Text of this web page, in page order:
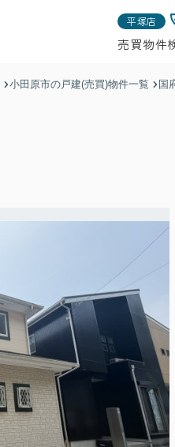
平塚店
売買物件
小田原市の戸建(売買)物件一覧 国